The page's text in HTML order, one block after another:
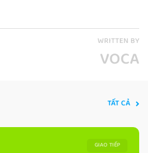
WRITTEN BY
VOCA
TẤT CẢ
GIAO TIẾP